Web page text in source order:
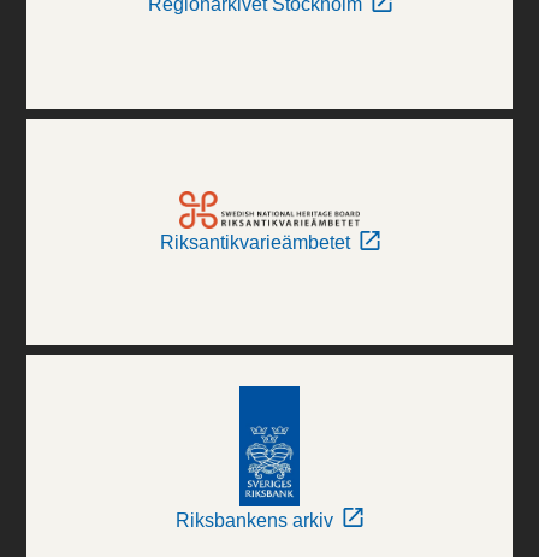
Regionarkivet Stockholm
Riksantikvarieämbetet
Riksbankens arkiv